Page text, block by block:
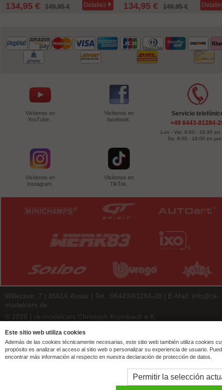
134,95 € 149,95 € Detalles 134,95 € 149,95 €
Visítenos en
YouTube .
Visítenos en
facebook.
Visítenos en
Instagram.
Visítenos en
TikTok.
Servicio
+49 6443-81284-
Lun - Vie: 9:00 - 16:30 en
Sa: 8:00 - 18:00 en
Willeckstr. 7 | 35614 Asslar | Tel.: 06443/81284-28 | E-Mail: info@ck-
modelcars.de
© 2026 | ck-modelcars Christoph Krombach e.K.
4.9/ 5.00of7438 ck-modelcars.de customer reviews | Trusted Shops
Este sitio web utiliza cookies
Además de las cookies técnicamente necesarias, este sitio web también utiliza cookies
propósito es analizar el acceso al sitio web o personalizar su experiencia de usuario.
encontrar más información al respecto en nuestra declaración de protección de datos.
Permitir la selección